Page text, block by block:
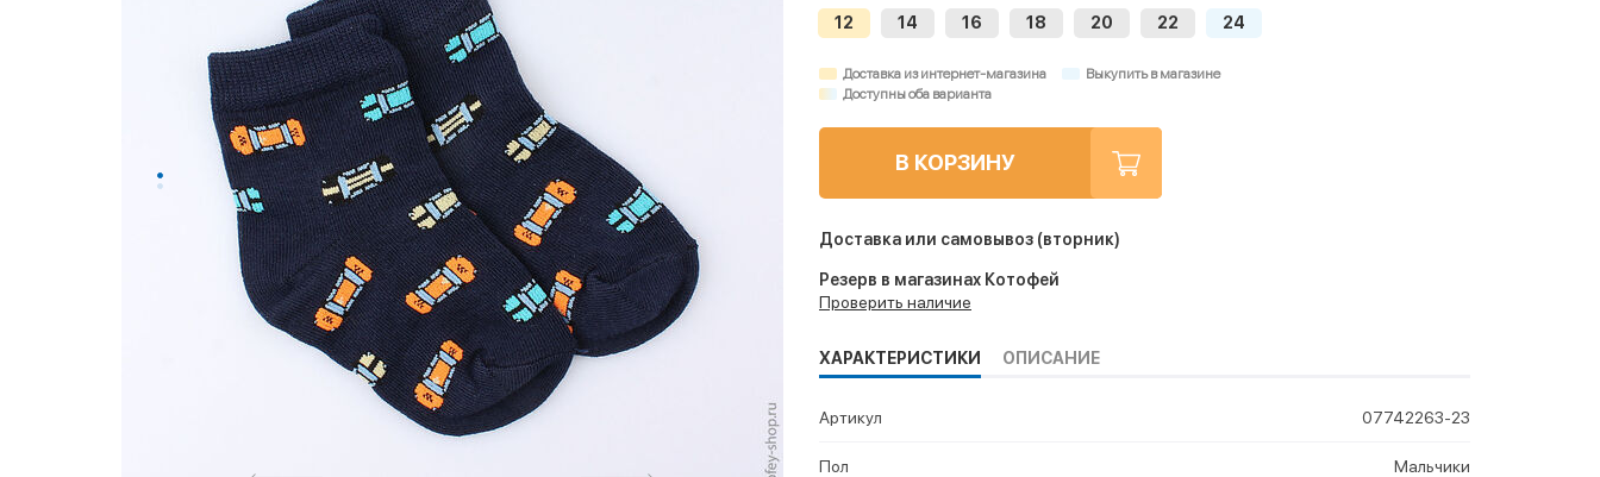
12 14 16 18 20 22 24
Доставка из интернет-магазина
Выкупить в магазине
Доступны оба варианта
В КОРЗИНУ
Доставка или самовывоз (вторник)
Резерв в магазинах Котофей
Проверить наличие
ХАРАКТЕРИСТИКИ ОПИСАНИЕ
Артикул 07742263-23
Пол Мальчики